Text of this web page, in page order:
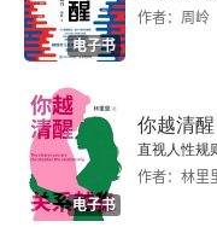
教育改革是一项社
“三个面向”与中国教
解放思想是深化教
教育公平与和谐教育
电子书
作者：周岭
电子书
你越清
直视人性规
作者：林里